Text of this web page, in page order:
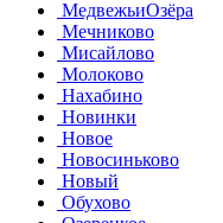
МедвежьиОзёра
Мечниково
Мисайлово
Молоково
Нахабино
Новинки
Новое
Новосиньково
Новый
Обухово